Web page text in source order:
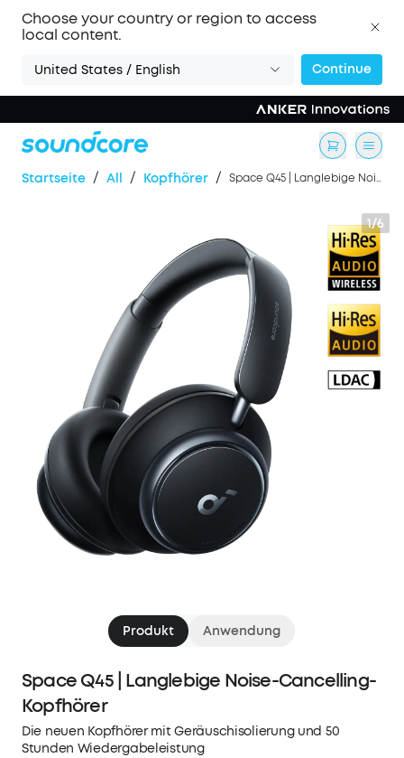
Choose your country or region to access
local content.
United States / English Continue
Startseite / All / Kopfhörer / Space Q45 | Langlebige Noise-Cancelling-Kopfhörer
1/6
Produkt Anwendung
Space Q45 | Langlebige Noise-Cancelling-
Kopfhörer
Die neuen Kopfhörer mit Geräuschisolierung und 50
Stunden Wiedergabeleistung